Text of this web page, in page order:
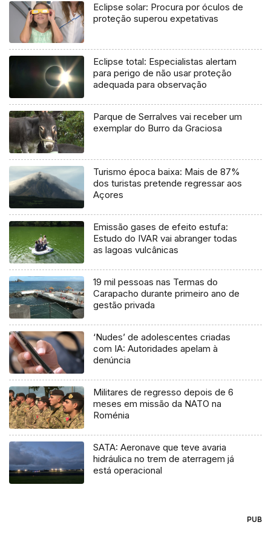
Eclipse solar: Procura por óculos de
proteção superou expetativas
Eclipse total: Especialistas alertam
para perigo de não usar proteção
adequada para observação
Parque de Serralves vai receber um
exemplar do Burro da Graciosa
Turismo época baixa: Mais de 87%
dos turistas pretende regressar aos
Açores
Emissão gases de efeito estufa:
Estudo do IVAR vai abranger todas
as lagoas vulcânicas
19 mil pessoas nas Termas do
Carapacho durante primeiro ano de
gestão privada
‘Nudes’ de adolescentes criadas
com IA: Autoridades apelam à
denúncia
Militares de regresso depois de 6
meses em missão da NATO na
Roménia
SATA: Aeronave que teve avaria
hidráulica no trem de aterragem já
está operacional
PUB